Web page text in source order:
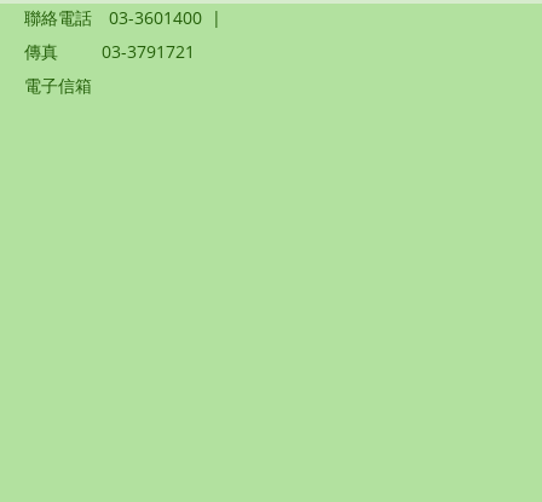
聯絡電話
03-3601400 |
傳真
03-3791721
電子信箱